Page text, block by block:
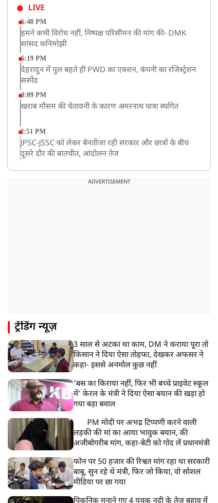
LIVE
6:48 PM
हमने कभी विरोध नहीं, निष्पक्ष परिसीमन की मांग की- DMK
सांसद कनिमोझी
6:19 PM
देहरादुन में पुल बहते ही PWD का एक्शन, कंपनी का रजिस्ट्रेशन
सस्पेंड
3:09 PM
खराब मौसम की चेतावनी के कारण अमरनाथ यात्रा स्थगित
2:51 PM
JPSC-JSSC को लेकर बेनतीजा रही सरकार और छात्रों के बीच
दूसरे दौर की बातचीत, आंदोलन तेज
प्रयागराज पहुंचे राहुल गांधी, ‘छात्रों की गूंज’ कार्यक्रम में होंगे
सलमान खान के घर के बाहर ड्यूटी पर तैनात पुलिसकर्मी की मौत,
8:23 AM
देश के कई हिस्सों में भारी बारिश के आसार, मौसम विभाग ने
जारी किया अलर्ट
ADVERTISEMENT
ट्रेंडिंग न्यूज़
3 साल से अटका था काम, DM ने कराया पूरा तो
किसान ने दिया ऐसा तोहफा, देखकर अफसर ने
कहा- इससे अनमोल कुछ नहीं
'बस का किराया नहीं, फिर भी बच्चे प्राइवेट स्कूल
में' केरल के मंत्री ने दिया ऐसा बयान की खड़ा हो
गया बड़ा बवाल
PM मोदी पर अभद्र टिप्पणी करने वाली
लड़की की मां का आया भावुक बयान, की
अजीबोगरीब मांग, कहा-बेटी को गोद लें प्रधानमंत्री
फोन पर 50 हजार की रिश्वत मांग रहा था सरकारी
बाबू, सुन रहे थे मंत्री, फिर जो किया, वो सोशल
मीडिया पर छा गया